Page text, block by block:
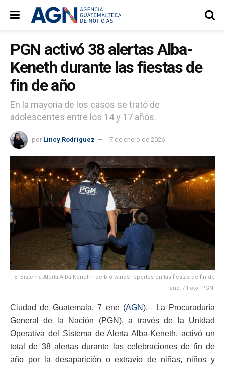
PGN activó 38 alertas Alba-
Keneth durante las fiestas de
fin de año
En la mayoría de los casos se trató de
adolescentes entre los 14 y 17 años.
por Lincy Rodríguez 7 de enero de 2026
El Sistema Alerta Alba-Keneth recibió varios reportes en las fiestas de fin de
año. / Foto: PGN.
Ciudad de Guatemala, 7 ene (AGN).– La Procuraduría
General de la Nación (PGN), a través de la Unidad
Operativa del Sistema de Alerta Alba-Keneth, activó un
total de 38 alertas durante las celebraciones de fin de
año por la desaparición o extravío de niñas, niños y